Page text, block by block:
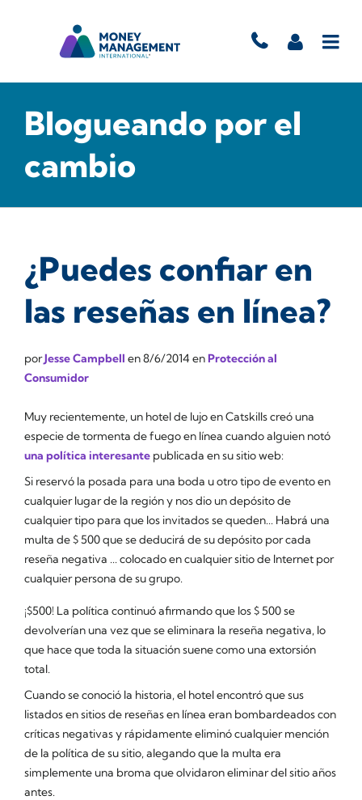
Blogueando por el
cambio
¿Puedes confiar en
las reseñas en línea?
porJesse Campbell en8/6/2014 enProtección al
Consumidor
Muy recientemente, un hotel de lujo en Catskills creó una
especie de tormenta de fuego en línea cuando alguien notó
una política interesante publicada en su sitio web:
Si reservó la posada para una boda u otro tipo de evento en
cualquier lugar de la región y nos dio un depósito de
cualquier tipo para que los invitados se queden... Habrá una
multa de $ 500 que se deducirá de su depósito por cada
reseña negativa ... colocado en cualquier sitio de Internet por
cualquier persona de su grupo.
¡$500! La política continuó afirmando que los $ 500 se
devolverían una vez que se eliminara la reseña negativa, lo
que hace que toda la situación suene como una extorsión
total.
Cuando se conoció la historia, el hotel encontró que sus
listados en sitios de reseñas en línea eran bombardeados con
críticas negativas y rápidamente eliminó cualquier mención
de la política de su sitio, alegando que la multa era
simplemente una broma que olvidaron eliminar del sitio años
antes.